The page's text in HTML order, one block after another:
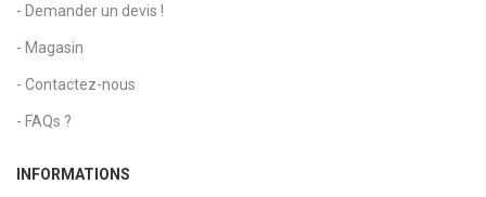
- Demander un devis !
- Magasin
- Contactez-nous
- FAQs ?
INFORMATIONS